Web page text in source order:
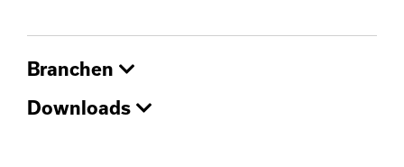
Branchen
Downloads